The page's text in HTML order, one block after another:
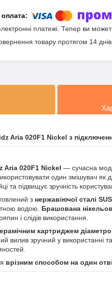
платежі. Тепер ви
товару протягом 14 днів
Aria 020F1 Nickel з
Aria 020F1 Nickel — сучасна
один змішувач
та підвищує зручність
з нержавіючої сталі
водою. Брашована
і слідів використання.
картриджем
вилив зручний у використанні
врізним способом на один